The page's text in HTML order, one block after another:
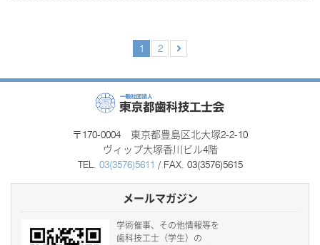
1 2
〒170-0004 東京都豊島区北大塚2-2-10
ヴィップ大塚香川ビル4階
TEL. 03(3576)5611 / FAX. 03(3576)5615
メールマガジン
学術催事、その他情報等を
歯科技工士（学生）の